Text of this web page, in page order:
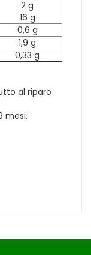
2 g
16 g
0,6 g
1,9 g
0,33 g
al riparo
mesi.